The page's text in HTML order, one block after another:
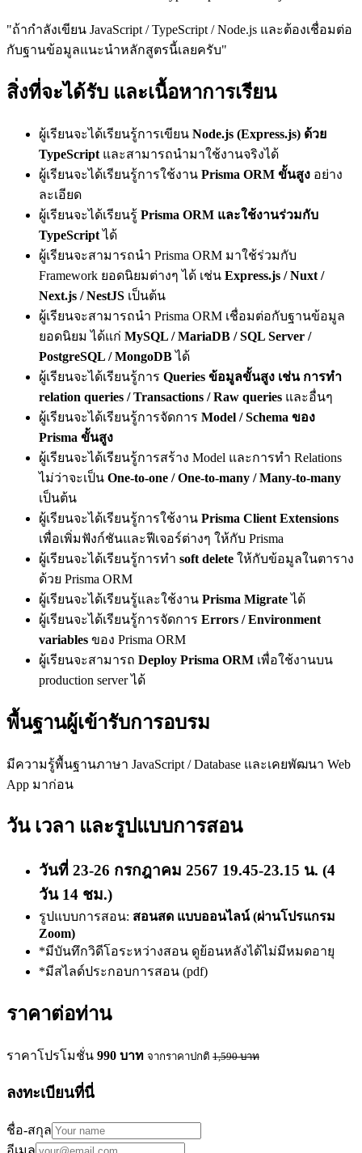
"ถ้ากำลังเขียน JavaScript / TypeScript / Node.js และต้องเชื่อมต่อ
กับฐานข้อมูลแนะนำหลักสูตรนี้เลยครับ"
สิ่งที่จะได้รับ และเนื้อหาการเรียน
ผู้เรียนจะได้เรียนรู้การเขียน Node.js (Express.js) ด้วย
TypeScript และสามารถนำมาใช้งานจริงได้
ผู้เรียนจะได้เรียนรู้การใช้งาน Prisma ORM ขั้นสูง อย่าง
ละเอียด
ผู้เรียนจะได้เรียนรู้ Prisma ORM และใช้งานร่วมกับ
TypeScriptได้
ผู้เรียนจะสามารถนำ Prisma ORM มาใช้ร่วมกับ
Framework ยอดนิยมต่างๆ ได้ เช่น Express.js / Nuxt /
Next.js / NestJS เป็นต้น
ผู้เรียนจะสามารถนำ Prisma ORM เชื่อมต่อกับฐานข้อมูล
ยอดนิยม ได้แก่ MySQL / MariaDB / SQL Server /
PostgreSQL / MongoDBได้
ผู้เรียนจะได้เรียนรู้การ Queries ข้อมูลขั้นสูง เช่น การทำ
relation queries / Transactions / Raw queries และอื่นๆ
ผู้เรียนจะได้เรียนรู้การจัดการ Model / Schema ของ
Prisma ขั้นสูง
ผู้เรียนจะได้เรียนรู้การสร้าง Model และการทำ Relations
ไม่ว่าจะเป็น One-to-one / One-to-many / Many-to-many
เป็นต้น
ผู้เรียนจะได้เรียนรู้การใช้งาน Prisma Client Extensions
เพื่อเพิ่มฟังก์ชันและฟีเจอร์ต่างๆ ให้กับ Prisma
ผู้เรียนจะได้เรียนรู้การทำ soft delete ให้กับข้อมูลในตาราง
ด้วย Prisma ORM
ผู้เรียนจะได้เรียนรู้และใช้งาน Prisma Migrateได้
ผู้เรียนจะได้เรียนรู้การจัดการ Errors / Environment
variables ของ Prisma ORM
ผู้เรียนจะสามารถ Deploy Prisma ORM เพื่อใช้งานบน
production server ได้
พื้นฐานผู้เข้ารับการอบรม
มีความรู้พื้นฐานภาษา JavaScript / Database และเคยพัฒนา Web
App มาก่อน
วัน เวลา และรูปแบบการสอน
วันที่ 23-26 กรกฎาคม 2567 19.45-23.15 น. (4
วัน 14 ชม.)
รูปแบบการสอน: สอนสด แบบออนไลน์ (ผ่านโปรแกรม
Zoom)
*มีบันทึกวิดีโอระหว่างสอน ดูย้อนหลังได้ไม่มีหมดอายุ
*มีสไลด์ประกอบการสอน (pdf)
ราคาต่อท่าน
ราคาโปรโมชั่น 990 บาท จากราคาปกติ 1,590บาท
ลงทะเบียนที่นี่
ชื่อ-สกุล
อีเมล